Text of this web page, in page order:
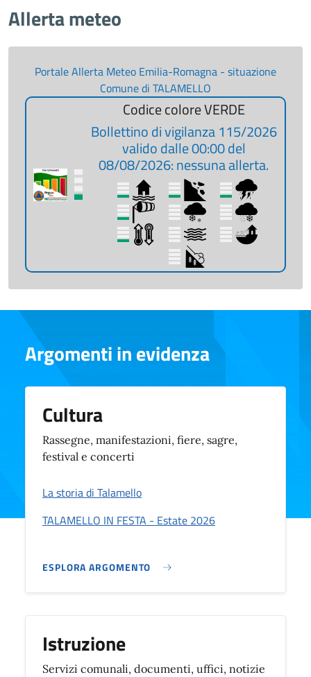
Allerta meteo
Portale Allerta Meteo Emilia-Romagna - situazione
Comune di TALAMELLO
Codice colore VERDE
Bollettino di vigilanza 115/2026
valido dalle 00:00 del
08/08/2026: nessuna allerta.
Argomenti in evidenza
Cultura
Rassegne, manifestazioni, fiere, sagre,
festival e concerti
La storia di Talamello
TALAMELLO IN FESTA - Estate 2026
ESPLORA ARGOMENTO
Istruzione
Servizi comunali, documenti, uffici, notizie